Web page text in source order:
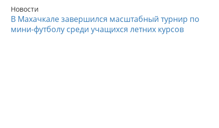
Новости
В Махачкале завершился масштабный турнир по
мини-футболу среди учащихся летних курсов